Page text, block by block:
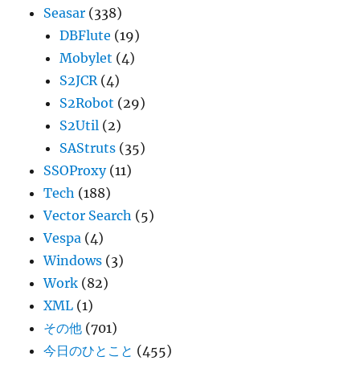
Seasar (338)
DBFlute (19)
Mobylet (4)
S2JCR(4)
S2Robot (29)
S2Util (2)
SAStruts (35)
SSOProxy(11)
Tech (188)
Vector Search (5)
Vespa (4)
Windows (3)
Work (82)
XML (1)
その他 (701)
今日のひとこと (455)